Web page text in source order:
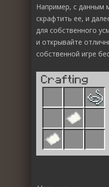
Например, с данным
скрафтить ее, и
для собственного
и открывайте
собственной игре